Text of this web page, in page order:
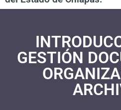
GESTIÓN